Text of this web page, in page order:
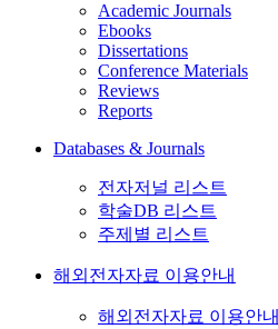
Academic Journals
Ebooks
Dissertations
Conference Materials
Reviews
Reports
Databases & Journals
전자저널 리스트
학술DB 리스트
주제별 리스트
해외전자자료 이용안내
해외전자자료 이용안내